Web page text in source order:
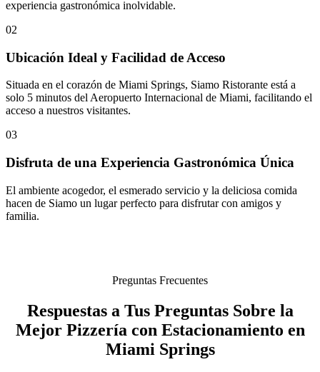
experiencia gastronómica inolvidable.
02
Ubicación Ideal y Facilidad de Acceso
Situada en el corazón de Miami Springs, Siamo Ristorante está a
solo 5 minutos del Aeropuerto Internacional de Miami, facilitando el
acceso a nuestros visitantes.
03
Disfruta de una Experiencia Gastronómica Única
El ambiente acogedor, el esmerado servicio y la deliciosa comida
hacen de Siamo un lugar perfecto para disfrutar con amigos y
familia.
Preguntas Frecuentes
Respuestas a Tus Preguntas Sobre la
Mejor Pizzería con Estacionamiento en
Miami Springs